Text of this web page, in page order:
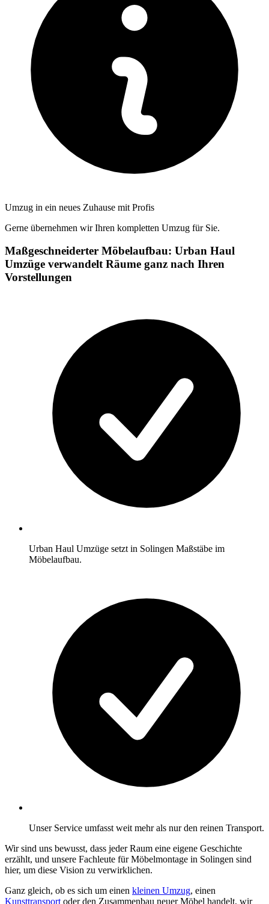
Umzug in ein neues Zuhause mit Profis
Gerne übernehmen wir Ihren kompletten Umzug für Sie.
Maßgeschneiderter Möbelaufbau: Urban Haul
Umzüge verwandelt Räume ganz nach Ihren
Vorstellungen
Urban Haul Umzüge setzt in Solingen Maßstäbe im
Möbelaufbau.
Unser Service umfasst weit mehr als nur den reinen Transport.
Wir sind uns bewusst, dass jeder Raum eine eigene Geschichte
erzählt, und unsere Fachleute für Möbelmontage in Solingen sind
hier, um diese Vision zu verwirklichen.
Ganz gleich, ob es sich um einen kleinen Umzug, einen
Kunsttransport oder den Zusammenbau neuer Möbel handelt, wir